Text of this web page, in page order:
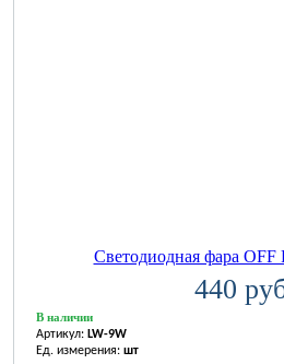
Светодиодная фара OFF
440
В наличии
Артикул: LW-9W
Ед. измерения: шт